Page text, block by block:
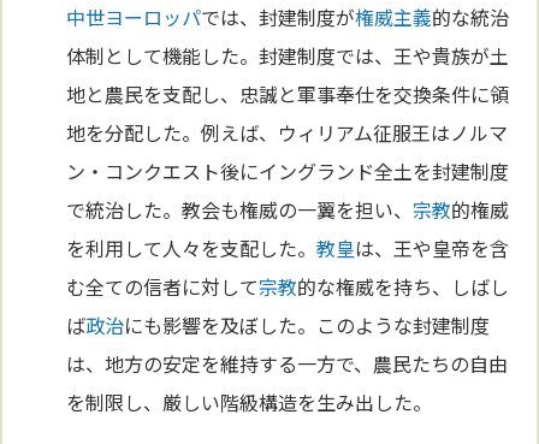
中世ヨーロッパでは、封建制度が権威主義的な統治
体制として機能した。封建制度では、王や貴族が土
地と農民を支配し、忠誠と軍事奉仕を交換条件に領
地を分配した。例えば、ウィリアム征服王はノルマ
ン・コンクエスト後にイングランド全土を封建制度
で統治した。教会も権威の一翼を担い、 宗教的権威
を利用して人々を支配した。教皇は、王や皇帝を含
む全ての信者に対して宗教的な権威を持ち、しばし
ば政治にも影響を及ぼした。このような封建制度
は、地方の安定を維持する一方で、農民たちの自由
を制限し、厳しい階級構造を生み出した。